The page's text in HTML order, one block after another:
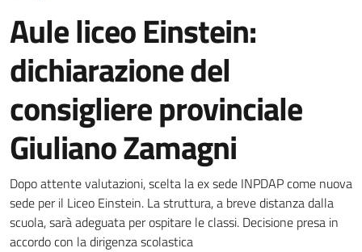
Aule liceo Einstein:
dichiarazione del
consigliere provinciale
Giuliano Zamagni
Dettagli della notizia
Dopo attente valutazioni, scelta la ex sede INPDAP come nuova
sede per il Liceo Einstein. La struttura, a breve distanza dalla
scuola, sarà adeguata per ospitare le classi. Decisione presa in
accordo con la dirigenza scolastica